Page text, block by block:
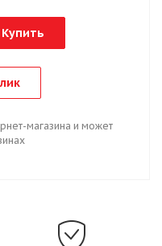
Купить
магазина и может